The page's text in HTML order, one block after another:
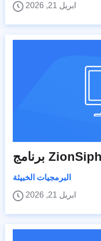
ابريل 21, 2026
البرمجيات الخبيثة
ابريل 21, 2026